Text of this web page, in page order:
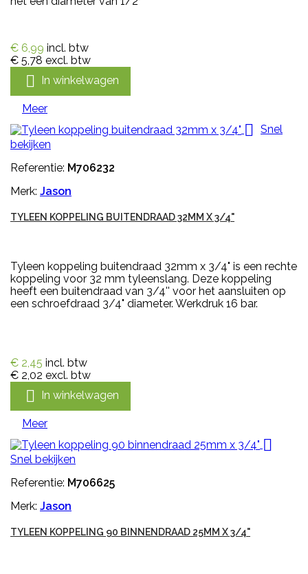
€ 6,99 incl. btw
€ 5,78 excl. btw
 In winkelwagen
Meer

Snel
bekijken
Referentie: M706232
Merk: Jason
TYLEEN KOPPELING BUITENDRAAD 32MM X 3/4"
Tyleen koppeling buitendraad 32mm x 3/4" is een rechte
koppeling voor 32 mm tyleenslang. Deze koppeling
heeft een buitendraad van 3/4'' voor het aansluiten op
een schroefdraad 3/4" diameter. Werkdruk 16 bar.
€ 2,45 incl. btw
€ 2,02 excl. btw
 In winkelwagen
Meer

Snel bekijken
Referentie: M706625
Merk: Jason
TYLEEN KOPPELING 90 BINNENDRAAD 25MM X 3/4"